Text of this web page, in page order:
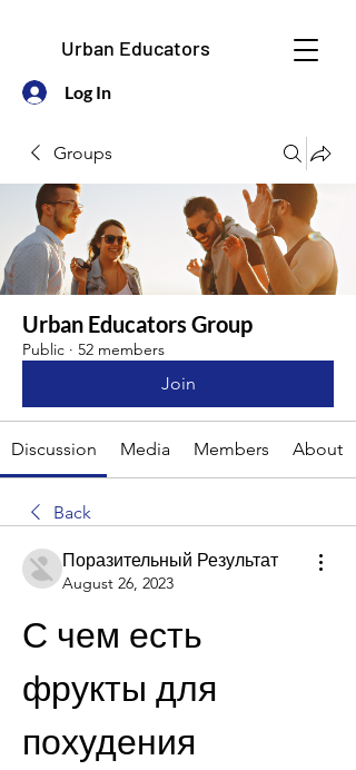
Urban Educators
Log In
Groups
Urban Educators Group
Public · 52 members
Join
Discussion Media Members About
Back
Поразительный Результат
August 26, 2023
С чем есть
фрукты для
похудения